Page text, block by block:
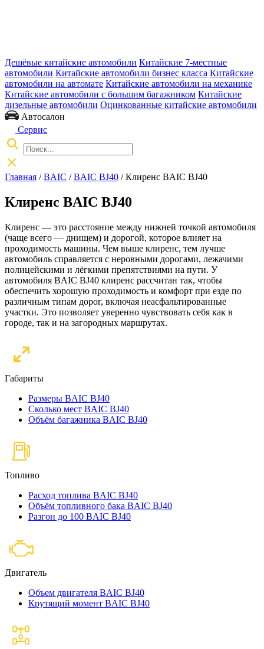
Дешёвые китайские автомобили Китайские 7-местные
автомобили Китайские автомобили бизнес класса Китайские
автомобили на автомате Китайские автомобили на механике
Китайские автомобили с большим багажником Китайские
дизельные автомобили Оцинкованные китайские автомобили
Автосалон
Сервис
Главная /BAIC /BAIC BJ40 / Клиренс BAIC BJ40
Клиренс BAIC BJ40
Клиренс — это расстояние между нижней точкой автомобиля
(чаще всего — днищем) и дорогой, которое влияет на
проходимость машины. Чем выше клиренс, тем лучше
автомобиль справляется с неровными дорогами, лежачими
полицейскими и лёгкими препятствиями на пути. У
автомобиля BAIC BJ40 клиренс рассчитан так, чтобы
обеспечить хорошую проходимость и комфорт при езде по
различным типам дорог, включая неасфальтированные
участки. Это позволяет уверенно чувствовать себя как в
городе, так и на загородных маршрутах.
Габариты
Размеры BAIC BJ40
Сколько мест BAIC BJ40
Объём багажника BAIC BJ40
Топливо
Расход топлива BAIC BJ40
Объём топливного бака BAIC BJ40
Разгон до 100 BAIC BJ40
Двигатель
Объем двигателя BAIC BJ40
Крутящий момент BAIC BJ40